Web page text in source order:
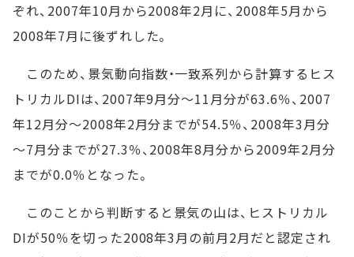
ぞれ、2007年10月から2008年2月に、2008年5月から
2008年7月に後ずれした。
このため、景気動向指数・一致系列から計算するヒス
トリカルDIは、2007年9月分～11月分が63.6％、2007
年12月分～2008年2月分までが54.5％、2008年3月分
～7月分までが27.3％、2008年8月分から2009年2月分
までが0.0％となった。
このことから判断すると景気の山は、ヒストリカル
DIが50％を切った2008年3月の前月2月だと認定され